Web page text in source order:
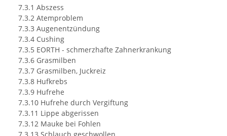
7.3.1 Abszess
7.3.2 Atemproblem
7.3.3 Augenentzündung
7.3.4 Cushing
7.3.5 EORTH - schmerzhafte Zahnerkrankung
7.3.6 Grasmilben
7.3.7 Grasmilben, Juckreiz
7.3.8 Hufkrebs
7.3.9 Hufrehe
7.3.10 Hufrehe durch Vergiftung
7.3.11 Lippe abgerissen
7.3.12 Mauke bei Fohlen